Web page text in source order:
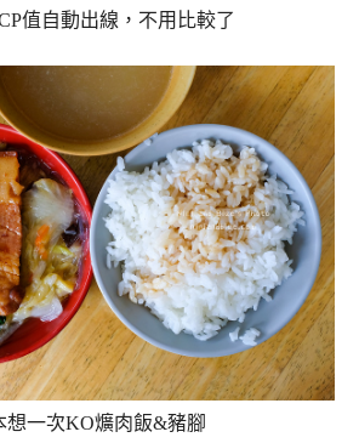
值自動出線，不用比較了
想一次KO爌肉飯&豬腳